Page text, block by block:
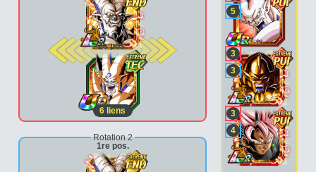
2e pos.
6 liens
Rotation 2
1re pos.
5
3
3
3
4